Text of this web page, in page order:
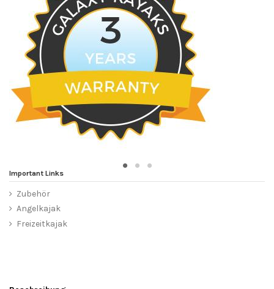
Important Links
Zubehör
Angelkajak
Freizeitkajak